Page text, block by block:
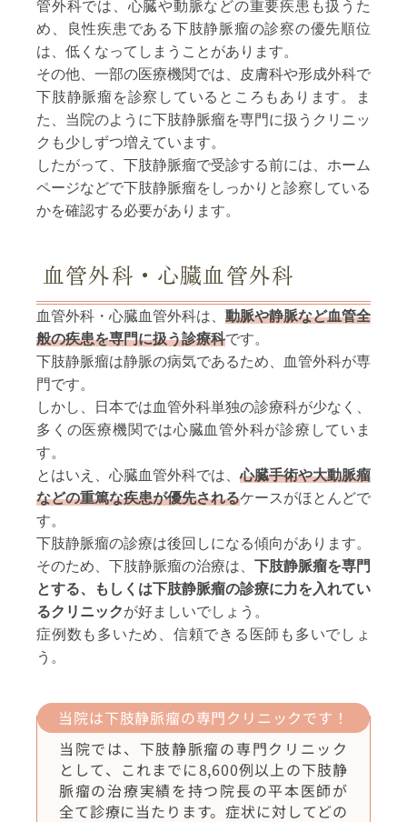
管外科では、心臓や動脈などの重要疾患も扱うた
め、良性疾患である下肢静脈瘤の診察の優先順位
は、低くなってしまうことがあります。
その他、一部の医療機関では、皮膚科や形成外科で
下肢静脈瘤を診察しているところもあります。ま
た、当院のように下肢静脈瘤を専門に扱うクリニッ
クも少しずつ増えています。
したがって、下肢静脈瘤で受診する前には、ホーム
ページなどで下肢静脈瘤をしっかりと診察している
かを確認する必要があります。
血管外科・心臓血管外科
血管外科・心臓血管外科は、 動脈や静脈など血管全
般の疾患を専門に扱う診療科です。
下肢静脈瘤は静脈の病気であるため、血管外科が専
門です。
しかし、日本では血管外科単独の診療科が少なく、
多くの医療機関では心臓血管外科が診療していま
す。
とはいえ、心臓血管外科では、心臓手術や大動脈瘤
などの重篤な疾患が優先されるケースがほとんどで
す。
下肢静脈瘤の診療は後回しになる傾向があります。
そのため、下肢静脈瘤の治療は、 下肢静脈瘤を専門
とする、もしくは下肢静脈瘤の診療に力を入れてい
るクリニックが好ましいでしょう。
症例数も多いため、信頼できる医師も多いでしょ
う。
当院は下肢静脈瘤の専門クリニックです！
当院では、下肢静脈瘤の専門クリニック
として、これまでに8,600例以上の下肢静
脈瘤の治療実績を持つ院長の平本医師が
全て診療に当たります。症状に対してどの